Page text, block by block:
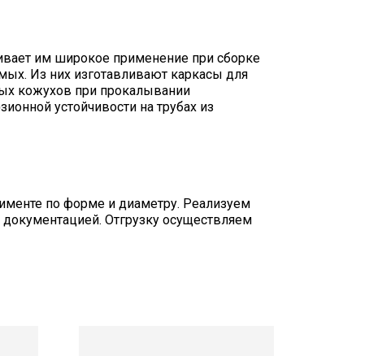
им широкое применение при сборке
Из них изготавливают каркасы для
кожухов при прокалывании
устойчивости на трубах из
по форме и диаметру. Реализуем
Отгрузку осуществляем